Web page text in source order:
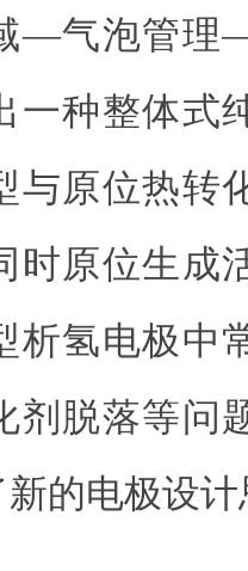
—气泡管理
一种整体式
与原位热转
时原位生成
析氢电极中
剂脱落等问
的电极设